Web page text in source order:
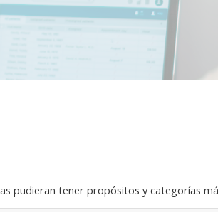
pudieran tener propósitos y categorías